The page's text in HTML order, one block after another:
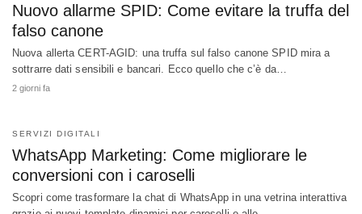
Nuovo allarme SPID: Come evitare la truffa del
falso canone
Nuova allerta CERT-AGID: una truffa sul falso canone SPID mira a
sottrarre dati sensibili e bancari. Ecco quello che c’è da…
2 giorni fa
SERVIZI DIGITALI
WhatsApp Marketing: Come migliorare le
conversioni con i caroselli
Scopri come trasformare la chat di WhatsApp in una vetrina interattiva